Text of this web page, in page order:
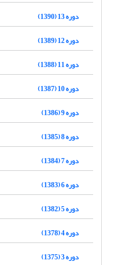
دوره 13 (1390)
دوره 12 (1389)
دوره 11 (1388)
دوره 10 (1387)
دوره 9 (1386)
دوره 8 (1385)
دوره 7 (1384)
دوره 6 (1383)
دوره 5 (1382)
دوره 4 (1378)
دوره 3 (1375)